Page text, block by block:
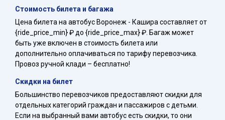
Стоимость билета и багажа
Цена билета на автобус Воронеж - Кашира составляет от
{ride_price_min} ₽ до {ride_price_max} ₽. Багаж может
быть уже включен в стоимость билета или
дополнительно оплачиваться по тарифу перевозчика.
Провоз ручной клади – бесплатно!
Скидки на билет
Большинство перевозчиков предоставляют скидки для
отдельных категорий граждан и пассажиров с детьми.
Если на выбранный вами автобус есть скидки, то они